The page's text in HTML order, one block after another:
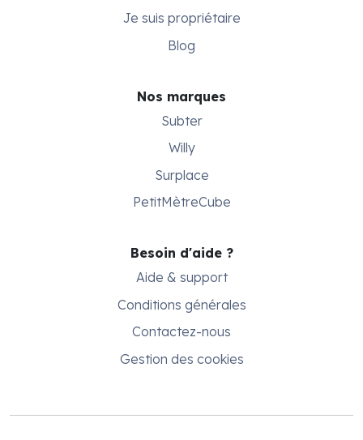
Je suis propriétaire
Blog
Nos marques
Subter
Willy
Surplace
PetitMètreCube
Besoin d'aide ?
Aide & support
Conditions générales
Contactez-nous
Gestion des cookies